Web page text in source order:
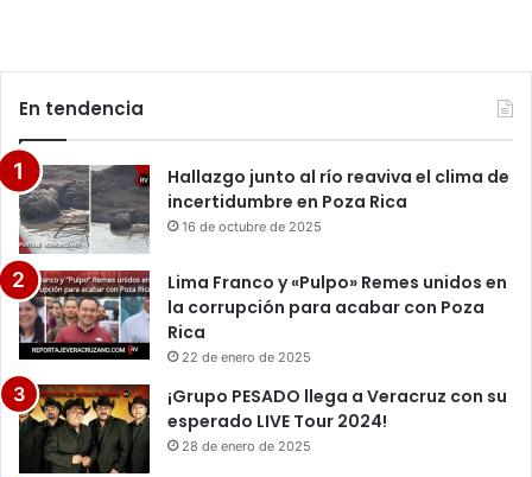
En tendencia
Hallazgo junto al río reaviva el clima de
incertidumbre en Poza Rica
16 de octubre de 2025
Lima Franco y «Pulpo» Remes unidos en
la corrupción para acabar con Poza
Rica
22 de enero de 2025
¡Grupo PESADO llega a Veracruz con su
esperado LIVE Tour 2024!
28 de enero de 2025